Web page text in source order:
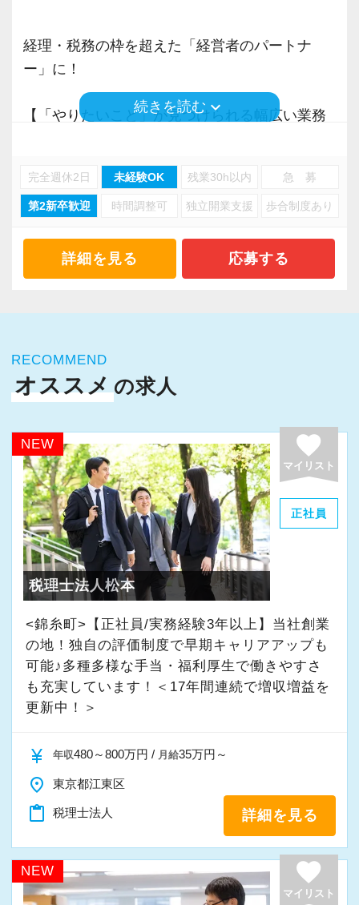
集中力と分析力で、複雑な決算も正確・迅速に
処理。
あなたの「得意」や「好き」も、ここで必ず活
「監査担当＋〇〇」というキャリアのかたち
は、無限大です。
【充実した研修体制／気づけば、経営のプロ
社会人になってから、自ら進んで知識や経験を
をしっかりサポートする研修体制を整えていま
す。
毎朝8時から行う勉強会では、消費税の実務や決
算書の作成方法など、現場で役立つスキルを体
系的に学べます。
学んだ知識を確かなものにするために、定期的
に理解度確認のテストも行います。
また、入社時には基礎から学べる研修があり、
配属後は先輩社員や上司がマンツーマンでサポ
ート。
さらに、顧問先に対しては複数人で担当する体
携して対応できる環境があります。
その結果、入社から6か月後には、自信をもって
顧問先を訪問できるレベルに到達している人が
多くいます。
なたも気がつけば「経営のプロフェッショナ
【税理士資格がなくても活躍できる／評価も給
私たちの職場に、「税理士補助」という言葉は
ありません。
経理・税務の枠を超えた「経営者のパートナ
ー」に！
【「やりたいこと」が見つけられる幅広い業務
できたことはありますか？自分に得意分野がな
い、今の会社にやりがいを感じられない、未来
い…等々、このように感じたことはあるのでは
ないでしょうか。
という強い想いがあります。
め、3年間は徹底的に経験していきますが、顧問
先の様々な悩みに触れる内に、「やりたいこ
と」がきっと見つかるはずです。
「やりたいこと」に打ち込んだことで、顧問先
から感謝されたとき、それが「やりがい」とな
っていることが多いです。
是非、私たちと一緒に「やりたいこと」を探し
てみませんか？
■業務範囲例
・会社設立相談・労務相談・融資相談・新規顧
問先対応・部下のマネジメント・事業承継対
応・贈与、譲渡所得対応・相続税申告書作成・
援・MAP、MAS監査・民事信託・身元保証事
業・建設業許可申請・不動産仲介、売買・
M&A・生損保コンサルティング・医業経営コン
サルティング・金融商品仲介・資産運用等々。
■キャリアプラン例
続きを読む keyboard_arrow_down
完全週休2日 未経験OK 残業30h以内 急 募
第2新卒歓迎 時間調整可 独立開業支援 歩合制度あり
詳細を見る 応募する
RECOMMEND
オススメの求人
NEW favorite
マイリスト
正社員
税理士法人松本
<錦糸町>【正社員/実務経験3年以上】当社創業
の地！独自の評価制度で早期キャリアアップも
可能♪多種多様な手当・福利厚生で働きやすさ
も充実しています！＜17年間連続で増収増益を
更新中！＞
currency_yen 年収480～800万円 / 月給35万円～
place 東京都江東区
content_paste 税理士法人 詳細を見る
NEW favorite
マイリスト